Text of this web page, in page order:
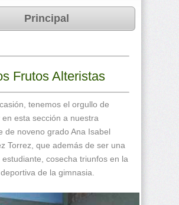
Principal
Frutos Alteristas
tenemos el orgullo de
en esta sección a nuestra
de noveno grado Ana Isabel
Torrez, que además de ser una
estudiante, cosecha triunfos en la
de la gimnasia.